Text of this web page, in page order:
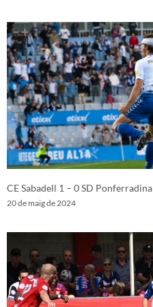
CE Sabadell 1 – 0 SD Ponferradina
20 de maig de 2024